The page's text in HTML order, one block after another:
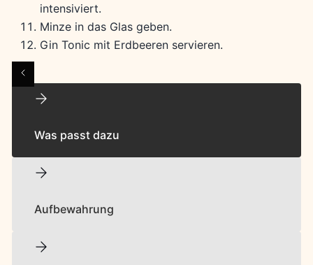
intensiviert.
Minze in das Glas geben.
Gin Tonic mit Erdbeeren servieren.
Was passt dazu
Aufbewahrung